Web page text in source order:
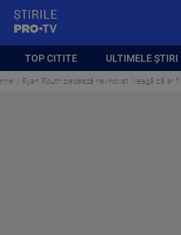
TOP CITITE ULTIMELE ȘTIRI
Ryan Routh pledează nevinovat. Neagă că ar